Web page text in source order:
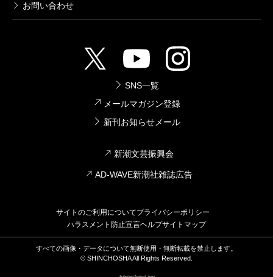
お問い合わせ
SNS一覧
メールマガジン登録
新刊お知らせメール
新潮文芸振興会
AD-WAVE新潮社雑誌広告
サイトのご利用についてプライバシーポリシー
ハラスメント防止宣言ヘルプサイトマップ
すべての画像・データについて無断使用・無断転載を禁止します。
© SHINCHOSHA All Rights Reserved.